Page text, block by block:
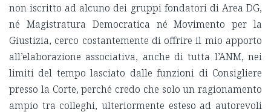
non iscritto ad alcuno dei gruppi fondatori di Area DG,
né Magistratura Democratica né Movimento per la
Giustizia, cerco costantemente di offrire il mio apporto
all’elaborazione associativa, anche di tutta l’ANM, nei
limiti del tempo lasciato dalle funzioni di Consigliere
presso la Corte, perché credo che solo un ragionamento
ampio tra colleghi, ulteriormente esteso ad autorevoli